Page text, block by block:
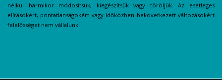
nélkül bármikor módosítsuk, kiegészítsük vagy töröljük. Az esetleges
elírásokért, pontatlanságokért vagy időközben bekövetkezett változásokért
felelősséget nem vállalunk.